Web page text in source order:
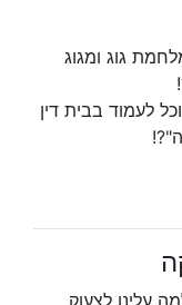
גוג ומגוג
לעמוד בבית דין
עלינו לצעוק